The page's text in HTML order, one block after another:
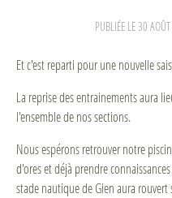
PUBLIÉE LE30
Et c'est reparti pour une nouvelle
La reprise des entrainements aura
l'ensemble de nos sections.
Nous espérons retrouver notre
d'ores et déjà prendre
stade nautique de Gien aura